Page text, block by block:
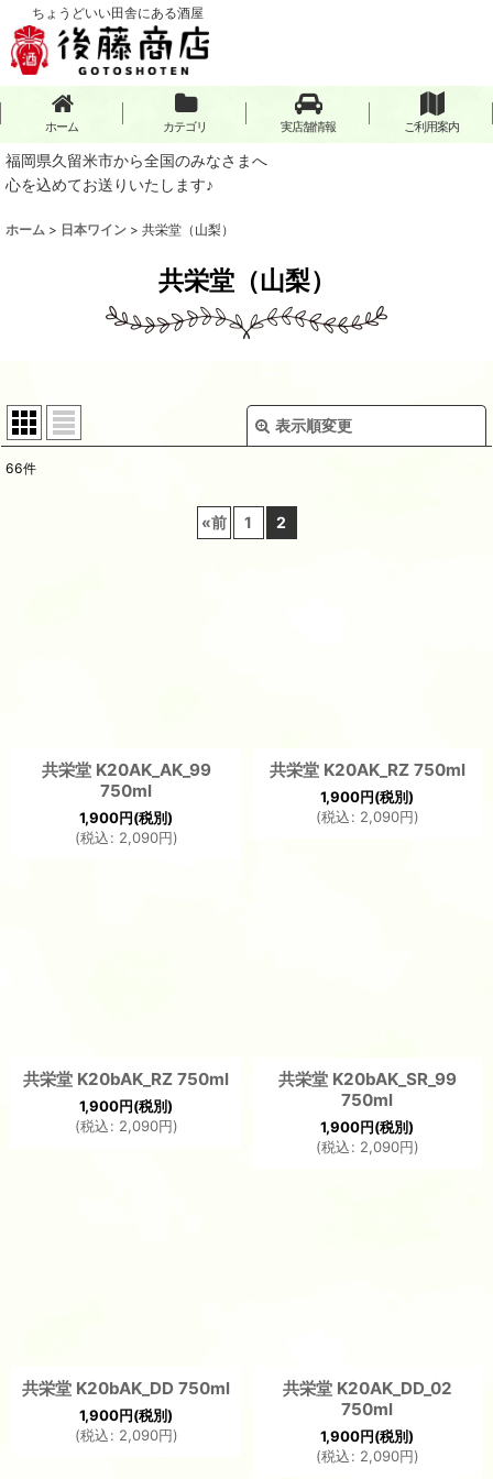
ちょうどいい田舎にある酒屋
ホーム カテゴリ 実店舗情報 ご利用案内
福岡県久留米市から全国のみなさまへ
心を込めてお送りいたします♪
ホーム > 日本ワイン > 共栄堂（山梨）
共栄堂（山梨）
表示順変更
66件
«前 1 2
共栄堂 K20AK_AK_99
750ml
1,900円(税別)
(税込: 2,090円)
共栄堂 K20AK_RZ 750ml
1,900円(税別)
(税込: 2,090円)
共栄堂 K20bAK_RZ 750ml
1,900円(税別)
(税込: 2,090円)
共栄堂 K20bAK_SR_99
750ml
1,900円(税別)
(税込: 2,090円)
共栄堂 K20bAK_DD 750ml
1,900円(税別)
(税込: 2,090円)
共栄堂 K20AK_DD_02
750ml
1,900円(税別)
(税込: 2,090円)